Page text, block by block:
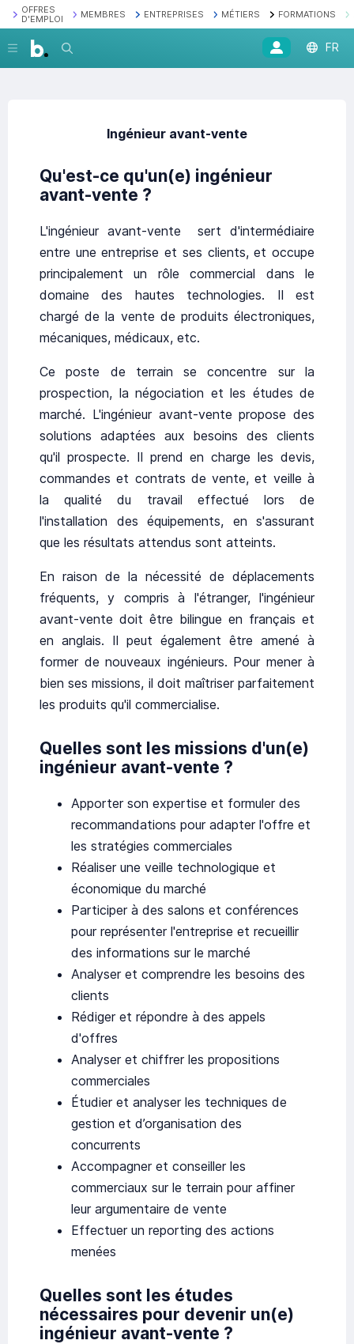
OFFRES
D'EMPLOI
MEMBRES ENTREPRISES MÉTIERS FORMATIONS
Recherche FR
Ingénieur avant-vente
Qu'est-ce qu'un(e) ingénieur
avant-vente ?
L'ingénieur avant-vente sert d'intermédiaire
entre une entreprise et ses clients, et occupe
principalement un rôle commercial dans le
domaine des hautes technologies. Il est
chargé de la vente de produits électroniques,
mécaniques, médicaux, etc.
Ce poste de terrain se concentre sur la
prospection, la négociation et les études de
marché. L'ingénieur avant-vente propose des
solutions adaptées aux besoins des clients
qu'il prospecte. Il prend en charge les devis,
commandes et contrats de vente, et veille à
la qualité du travail effectué lors de
l'installation des équipements, en s'assurant
que les résultats attendus sont atteints.
En raison de la nécessité de déplacements
fréquents, y compris à l'étranger, l'ingénieur
avant-vente doit être bilingue en français et
en anglais. Il peut également être amené à
former de nouveaux ingénieurs. Pour mener à
bien ses missions, il doit maîtriser parfaitement
les produits qu'il commercialise.
Quelles sont les missions d'un(e)
ingénieur avant-vente ?
Apporter son expertise et formuler des
recommandations pour adapter l'offre et
les stratégies commerciales
Réaliser une veille technologique et
économique du marché
Participer à des salons et conférences
pour représenter l'entreprise et recueillir
des informations sur le marché
Analyser et comprendre les besoins des
clients
Rédiger et répondre à des appels
d'offres
Analyser et chiffrer les propositions
commerciales
Étudier et analyser les techniques de
gestion et d’organisation des
concurrents
Accompagner et conseiller les
commerciaux sur le terrain pour affiner
leur argumentaire de vente
Effectuer un reporting des actions
menées
Quelles sont les études
nécessaires pour devenir un(e)
ingénieur avant-vente ?